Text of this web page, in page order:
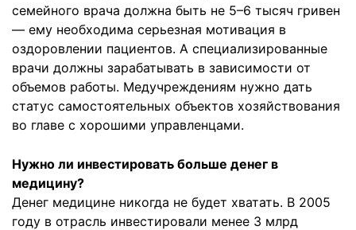
семейного врача должна быть не 5–6 тысяч гривен
— ему необходима серьезная мотивация в
оздоровлении пациентов. А специализированные
врачи должны зарабатывать в зависимости от
объемов работы. Медучреждениям нужно дать
статус самостоятельных объектов хозяйствования
во главе с хорошими управленцами.
Нужно ли инвестировать больше денег в
медицину?
Денег медицине никогда не будет хватать. В 2005
году в отрасль инвестировали менее 3 млрд